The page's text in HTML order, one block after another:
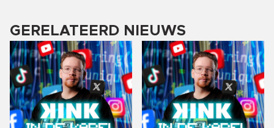
GERELATEERD NIEUWS